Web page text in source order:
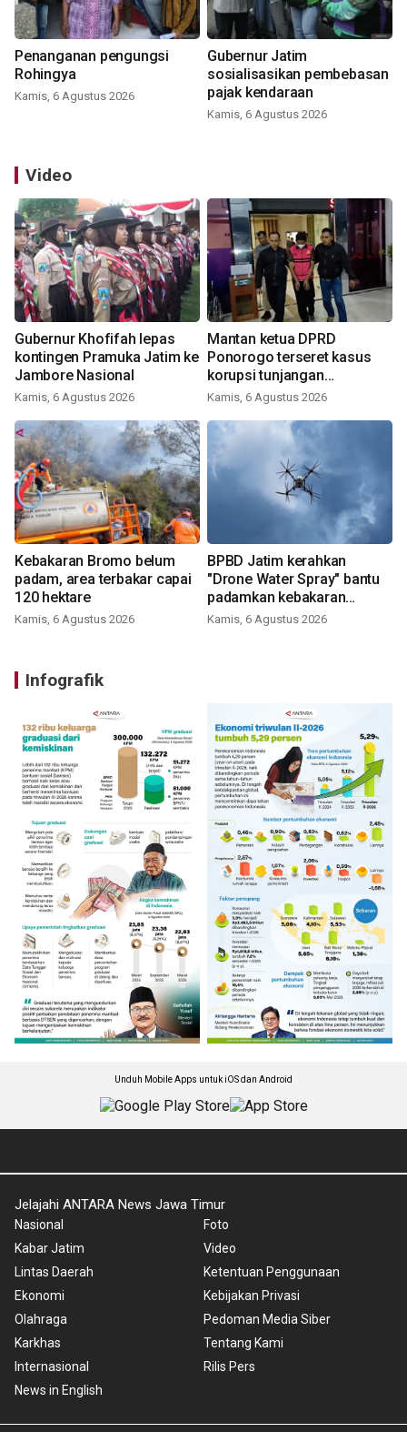
Penanganan pengungsi
Rohingya
Kamis, 6 Agustus 2026
Gubernur Jatim
sosialisasikan pembebasan
pajak kendaraan
Kamis, 6 Agustus 2026
Video
Gubernur Khofifah lepas
kontingen Pramuka Jatim ke
Jambore Nasional
Kamis, 6 Agustus 2026
Mantan ketua DPRD
Ponorogo terseret kasus
korupsi tunjangan
perumahan
Kamis, 6 Agustus 2026
Kebakaran Bromo belum
padam, area terbakar capai
120 hektare
Kamis, 6 Agustus 2026
BPBD Jatim kerahkan
"Drone Water Spray" bantu
padamkan kebakaran
Bromo
Kamis, 6 Agustus 2026
Infografik
Unduh Mobile Apps untuk iOS dan Android
Jelajahi ANTARA News Jawa Timur
Nasional
Kabar Jatim
Lintas Daerah
Ekonomi
Olahraga
Karkhas
Internasional
News in English
Foto
Video
Ketentuan Penggunaan
Kebijakan Privasi
Pedoman Media Siber
Tentang Kami
Rilis Pers